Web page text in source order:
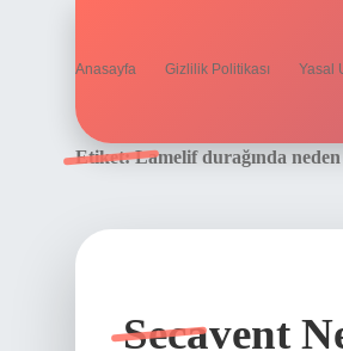
Anasayfa Gizlilik Politikası Yasal
Etiket:Lamelif durağında
Secavent